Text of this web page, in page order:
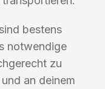
bestens
notwendige
zu
an deinem